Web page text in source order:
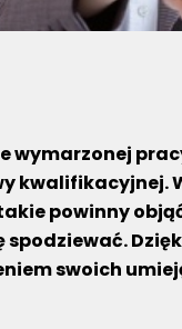
wymarzonej
kwalifikacyjnej.
powinny
swoich